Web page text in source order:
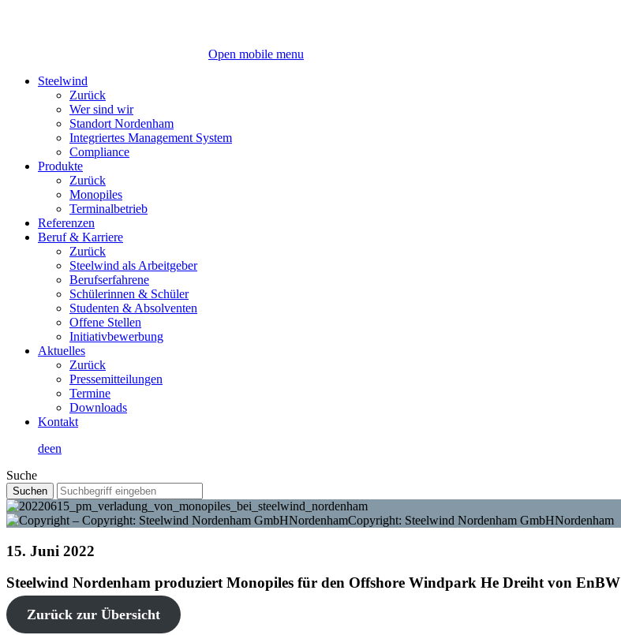
Open mobile menu
Steelwind
Zurück
Wer sind wir
Standort Nordenham
Integriertes Management System
Compliance
Produkte
Zurück
Monopiles
Terminalbetrieb
Referenzen
Beruf & Karriere
Zurück
Steelwind als Arbeitgeber
Berufserfahrene
Schülerinnen & Schüler
Studenten & Absolventen
Offene Stellen
Initiativbewerbung
Aktuelles
Zurück
Pressemitteilungen
Termine
Downloads
Kontakt
deen
Suche
Copyright: Steelwind Nordenham GmbHNordenham
15. Juni 2022
Steelwind Nordenham produziert Monopiles für den Offshore Windpark He Dreiht von EnBW
Zurück zur Übersicht